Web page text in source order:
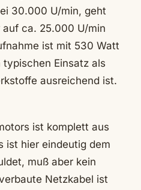
30.000 U/min, geht
ca. 25.000 U/min
ist mit 530 Watt
Einsatz als
ausreichend ist.
ist komplett aus
ist hier eindeutig dem
muß aber kein
Netzkabel ist